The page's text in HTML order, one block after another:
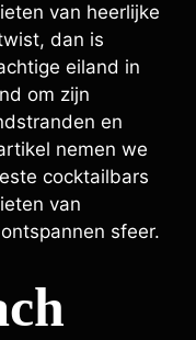
van heerlijke
dan is
eiland in
om zijn
en
nemen we
cocktailbars
van
sfeer.